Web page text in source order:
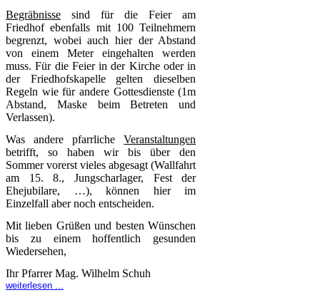
Begräbnisse sind für die Feier am
Friedhof ebenfalls mit 100 Teilnehmern
begrenzt, wobei auch hier der Abstand
von einem Meter eingehalten werden
muss. Für die Feier in der Kirche oder in
der Friedhofskapelle gelten dieselben
Regeln wie für andere Gottesdienste (1m
Abstand, Maske beim Betreten und
Verlassen).
Was andere pfarrlicheVeranstaltungen
betrifft, so haben wir bis über den
Sommer vorerst vieles abgesagt (Wallfahrt
am 15. 8., Jungscharlager, Fest der
Ehejubilare, …), können hier im
Einzelfall aber noch entscheiden.
Mit lieben Grüßen und besten Wünschen
bis zu einem hoffentlich gesunden
Wiedersehen,
Ihr PfarrerMag. Wilhelm Schuh
weiterlesen ...